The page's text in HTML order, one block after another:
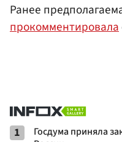
Ранее
прокомментировала
1
Госдума приняла